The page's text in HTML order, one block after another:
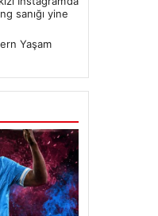
Yeni
2026: Altın
çeyrek,
satış